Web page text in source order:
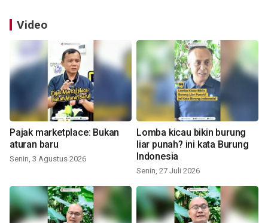
Video
Pajak marketplace: Bukan
aturan baru
Senin, 3 Agustus 2026
Lomba kicau bikin burung
liar punah? ini kata Burung
Indonesia
Senin, 27 Juli 2026